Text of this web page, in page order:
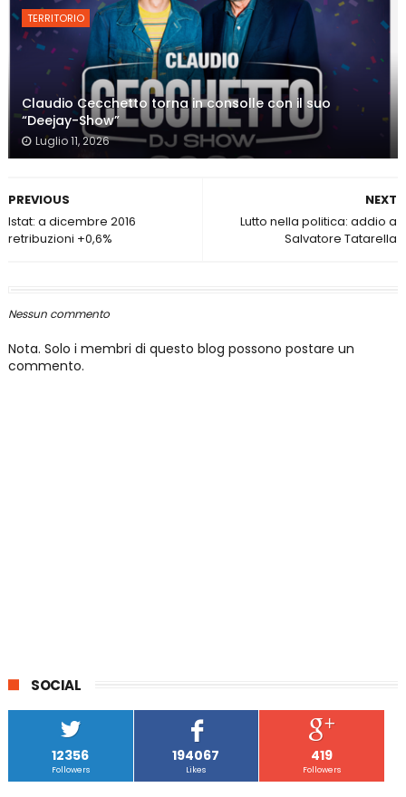
TERRITORIO
Claudio Cecchetto torna in consolle con il suo
“Deejay-Show”
Luglio 11, 2026
NEXT
Lutto nella politica: addio a
Salvatore Tatarella
PREVIOUS
Istat: a dicembre 2016
retribuzioni +0,6%
Nessun commento
Nota. Solo i membri di questo blog possono postare un
commento.
SOCIAL
12356
Followers
194067
Likes
419
Followers